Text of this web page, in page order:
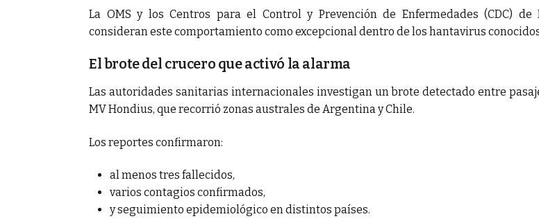
La OMS y los Centros para el Control y Prevención de Enfermedades (CDC) de
consideran este comportamiento como excepcional dentro de los hantavirus
El brote del crucero que activó la alarma
Las autoridades sanitarias internacionales investigan un brote detectado entre
MV Hondius, que recorrió zonas australes de Argentina y Chile.
Los reportes confirmaron:
al menos tres fallecidos,
varios contagios confirmados,
y seguimiento epidemiológico en distintos países.